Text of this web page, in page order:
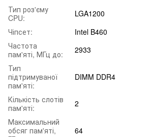
Тип роз'єму
CPU:
LGA1200
Чіпсет:
Intel B460
Частота
пам'яті, МГц до:
2933
Тип
підтримуваної
пам'яті:
DIMM DDR4
Кількість слотів
пам'яті:
2
Максимальний
обсяг пам'яті,
64